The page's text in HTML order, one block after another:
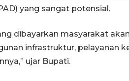
yang sangat potensial.
dibayarkan masyarakat
infrastruktur, pelayanan
ujar Bupati.